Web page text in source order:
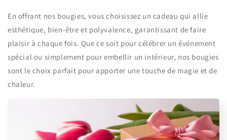
En offrant nos bougies, vous choisissez un cadeau qui allie
esthétique, bien-être et polyvalence, garantissant de faire
plaisir à chaque fois. Que ce soit pour célébrer un événement
spécial ou simplement pour embellir un intérieur, nos bougies
sont le choix parfait pour apporter une touche de magie et de
chaleur.